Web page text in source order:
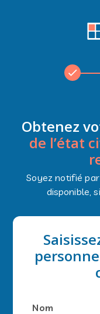
Obtenez
de l’état
Soyez notifié
disponible,
Nom